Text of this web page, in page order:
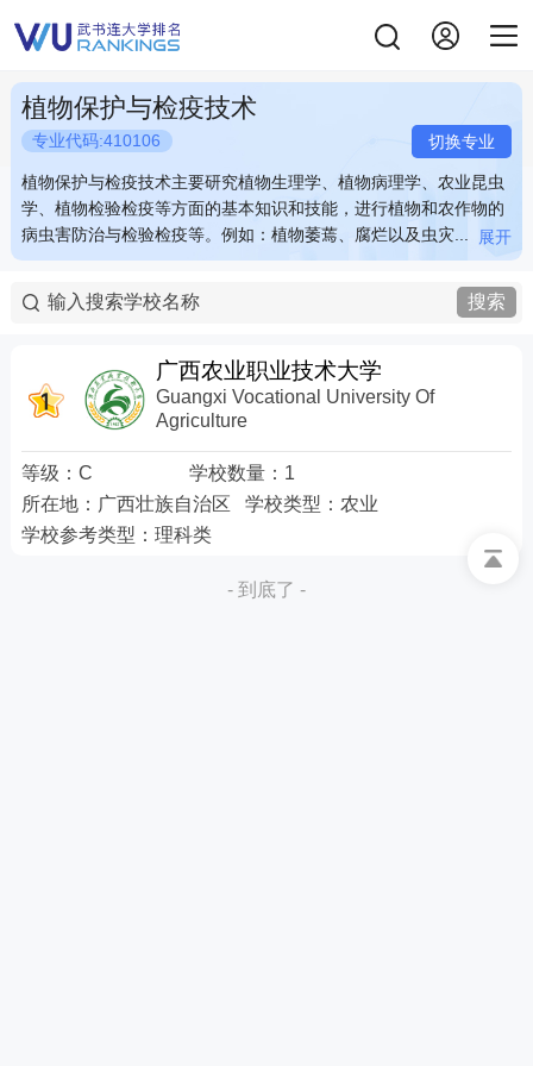
植物保护与检疫技术
专业代码:410106 切换专业
植物保护与检疫技术主要研究植物生理学、植物病理学、农业昆虫
学、植物检验检疫等方面的基本知识和技能，进行植物和农作物的
病虫害防治与检验检疫等。例如：植物萎蔫、腐烂以及虫灾...
植物保护与检疫技术主要研究植物生理学、植物病理学、农业昆虫
学、植物检验检疫等方面的基本知识和技能，进行植物和农作物的
病虫害防治与检验检疫等。例如：植物萎蔫、腐烂以及虫灾等病虫
的检测等。 关键词：植物 虫灾 疫病 农药
展开
植物保护与检疫技术主要研究植物生理学、植物病理学、农业昆虫
学、植物检验检疫等方面的基本知识和技能，进行植物和农作物的
病虫害防治与检验检疫等。例如：植物萎蔫、腐烂以及虫灾...
植物保护与检疫技术主要研究植物生理学、植物病理学、农业昆虫
学、植物检验检疫等方面的基本知识和技能，进行植物和农作物的
病虫害防治与检验检疫等。例如：植物萎蔫、腐烂以及虫灾等病虫
的检测等。 关键词：植物 虫灾 疫病 农药
展开
搜索
广西农业职业技术大学
Guangxi Vocational University Of
Agriculture
等级： C 学校数量： 1
所在地： 广西壮族自治区 学校类型： 农业
学校参考类型： 理科类
- 到底了 -